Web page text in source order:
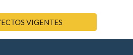
VIGENTES